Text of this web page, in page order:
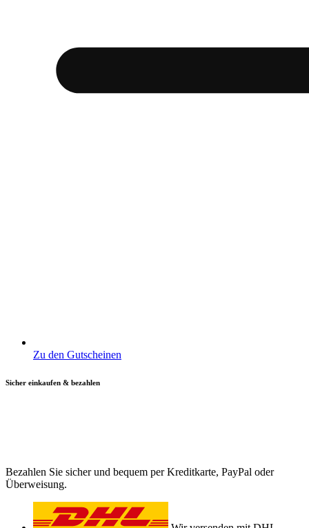
Zu den Gutscheinen
Sicher einkaufen & bezahlen
Bezahlen Sie sicher und bequem per Kreditkarte, PayPal oder
Überweisung.